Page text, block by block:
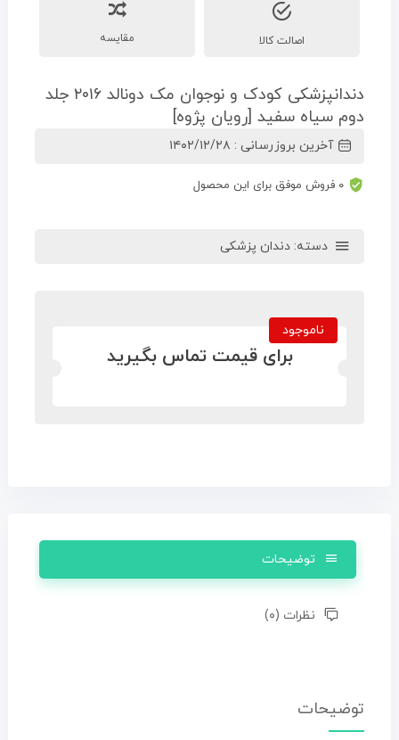
اصالت کالا مقایسه
دندانپزشکی کودک و نوجوان مک دونالد ۲۰۱۶ جلد
دوم سیاه سفید [رویان پژوه]
آخرین بروزرسانی : ۱۴۰۲/۱۲/۲۸
۰ فروش موفق برای این محصول
دسته: دندان پزشکی
ناموجود
برای قیمت تماس بگیرید
توضیحات
نظرات (۰)
توضیحات